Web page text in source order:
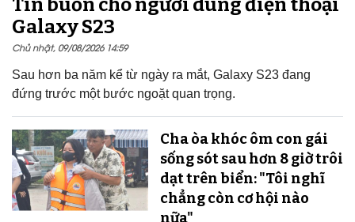
Galaxy S23
Chủ nhật, 09/08/2026 14:59
Sau hơn ba năm kể từ ngày ra mắt, Galaxy S23 đang
đứng trước một bước ngoặt quan trọng.
Cha òa khóc ôm con gái
sống sót sau hơn 8 giờ trôi
dạt trên biển: "Tôi nghĩ
chẳng còn cơ hội nào
nữa"